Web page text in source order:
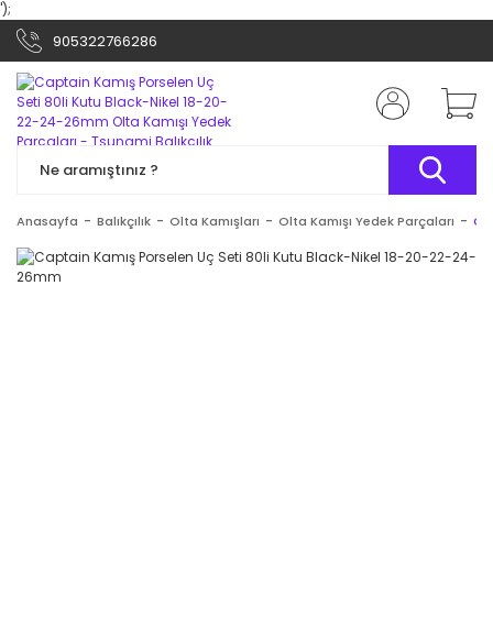
');
905322766286
Anasayfa Balıkçılık Olta Kamışları Olta Kamışı Yedek Parçaları